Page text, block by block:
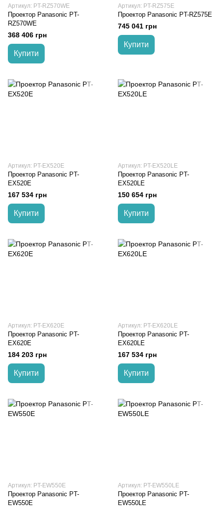
Артикул: PT-RZ570WE
Проектор Panasonic PT-
RZ570WE
368 406 грн
Купити
Артикул: PT-RZ575E
Проектор Panasonic PT-RZ575E
745 041 грн
Купити
Артикул: PT-EX520E
Проектор Panasonic PT-
EX520E
167 534 грн
Купити
Артикул: PT-EX520LE
Проектор Panasonic PT-
EX520LE
150 654 грн
Купити
Артикул: PT-EX620E
Проектор Panasonic PT-
EX620E
184 203 грн
Купити
Артикул: PT-EX620LE
Проектор Panasonic PT-
EX620LE
167 534 грн
Купити
Артикул: PT-EW550E
Проектор Panasonic PT-
EW550E
Артикул: PT-EW550LE
Проектор Panasonic PT-
EW550LE